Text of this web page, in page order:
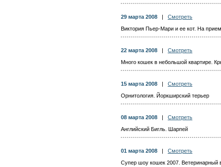
29 марта 2008
Смотреть
Виктория Пьер-Мари и ее кот. На
22 марта 2008
Смотреть
Много кошек в небольшой квартире.
15 марта 2008
Смотреть
Орнитология. Йоркширский терьер
08 марта 2008
Смотреть
Английский Бигль. Шарпей
01 марта 2008
Смотреть
Супер шоу кошек 2007. Ветеринарный